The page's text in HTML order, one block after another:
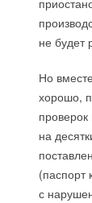
не будет
Но
хорошо,
на
(паспорт
с
и острой
передачи
компании
В
впервые